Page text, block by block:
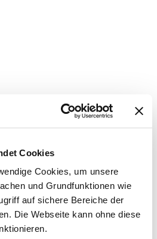
Cookies
Cookies, um unsere
und Grundfunktionen wie
auf sichere Bereiche der
Die Webseite kann ohne diese